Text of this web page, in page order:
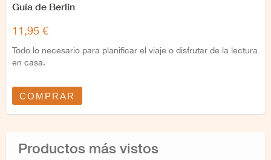
Guía de Berlin
11,95 €
Todo lo necesario para planificar el viaje o disfrutar de la lectura
en casa.
COMPRAR
Productos más vistos